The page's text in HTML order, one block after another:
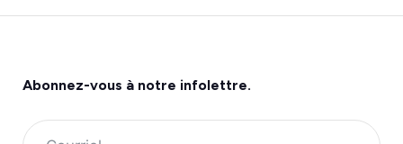
Abonnez-vous à notre infolettre.